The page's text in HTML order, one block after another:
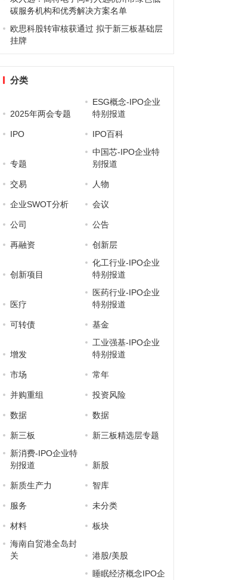
碳服务机构和优秀解决方案名单
欧思科股转审核获通过 拟于新三板基础层
挂牌
分类
2025年两会专题
ESG概念-IPO企业
特别报道
IPO IPO百科
专题
中国芯-IPO企业特
别报道
交易 人物
企业SWOT分析 会议
公司 公告
再融资 创新层
创新项目
化工行业-IPO企业
特别报道
医疗
医药行业-IPO企业
特别报道
可转债 基金
增发
工业强基-IPO企业
特别报道
市场 常年
并购重组 投资风险
数据 数据
新三板
新三板精选层专题
新消费-IPO企业特
别报道
新股
新质生产力 智库
服务 未分类
材料
板块
海南自贸港全岛封
关
港股/美股
睡眠经济概念IPO企